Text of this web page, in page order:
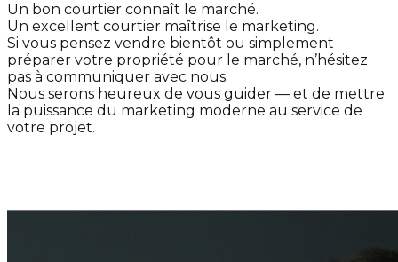
Un bon courtier connaît le marché.
Un excellent courtier maîtrise le marketing.
Si vous pensez vendre bientôt ou simplement
préparer votre propriété pour le marché, n’hésitez
pas à communiquer avec nous.
Nous serons heureux de vous guider — et de mettre
la puissance du marketing moderne au service de
votre projet.